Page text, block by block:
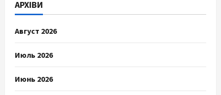
АРХІВИ
Август 2026
Июль 2026
Июнь 2026